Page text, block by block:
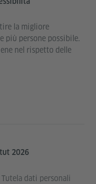
la migliore
più persone possibile.
nel rispetto delle
2026
Tutela dati personali